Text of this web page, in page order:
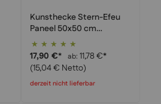
Kunsthecke Stern-Efeu
Paneel 50x50 cm
wetterfest –
Sichtschutzwand &
Wandbegrünung
Künstlich
Bewertung:
100%
17,90 €* ab 11,78 €*
(15,04 € Netto)
derzeit nicht lieferbar